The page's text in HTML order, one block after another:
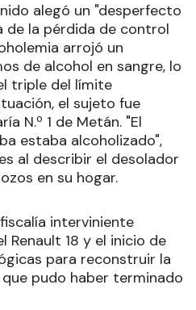
alegó un "desperfecto
de la pérdida de control
arrojó un
de alcohol en sangre, lo
triple del límite
el sujeto fue
N.º 1 de Metán. "El
estaba alcoholizado",
al describir el desolador
en su hogar.
interviniente
Renault 18 y el inicio de
para reconstruir la
pudo haber terminado